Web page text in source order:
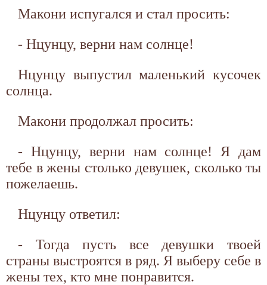
Макони испугался и стал просить:
- Нцунцу, верни нам солнце!
Нцунцу выпустил маленький кусочек
солнца.
Макони продолжал просить:
- Нцунцу, верни нам солнце! Я дам
тебе в жены столько девушек, сколько ты
пожелаешь.
Нцунцу ответил:
- Тогда пусть все девушки твоей
страны выстроятся в ряд. Я выберу себе в
жены тех, кто мне понравится.